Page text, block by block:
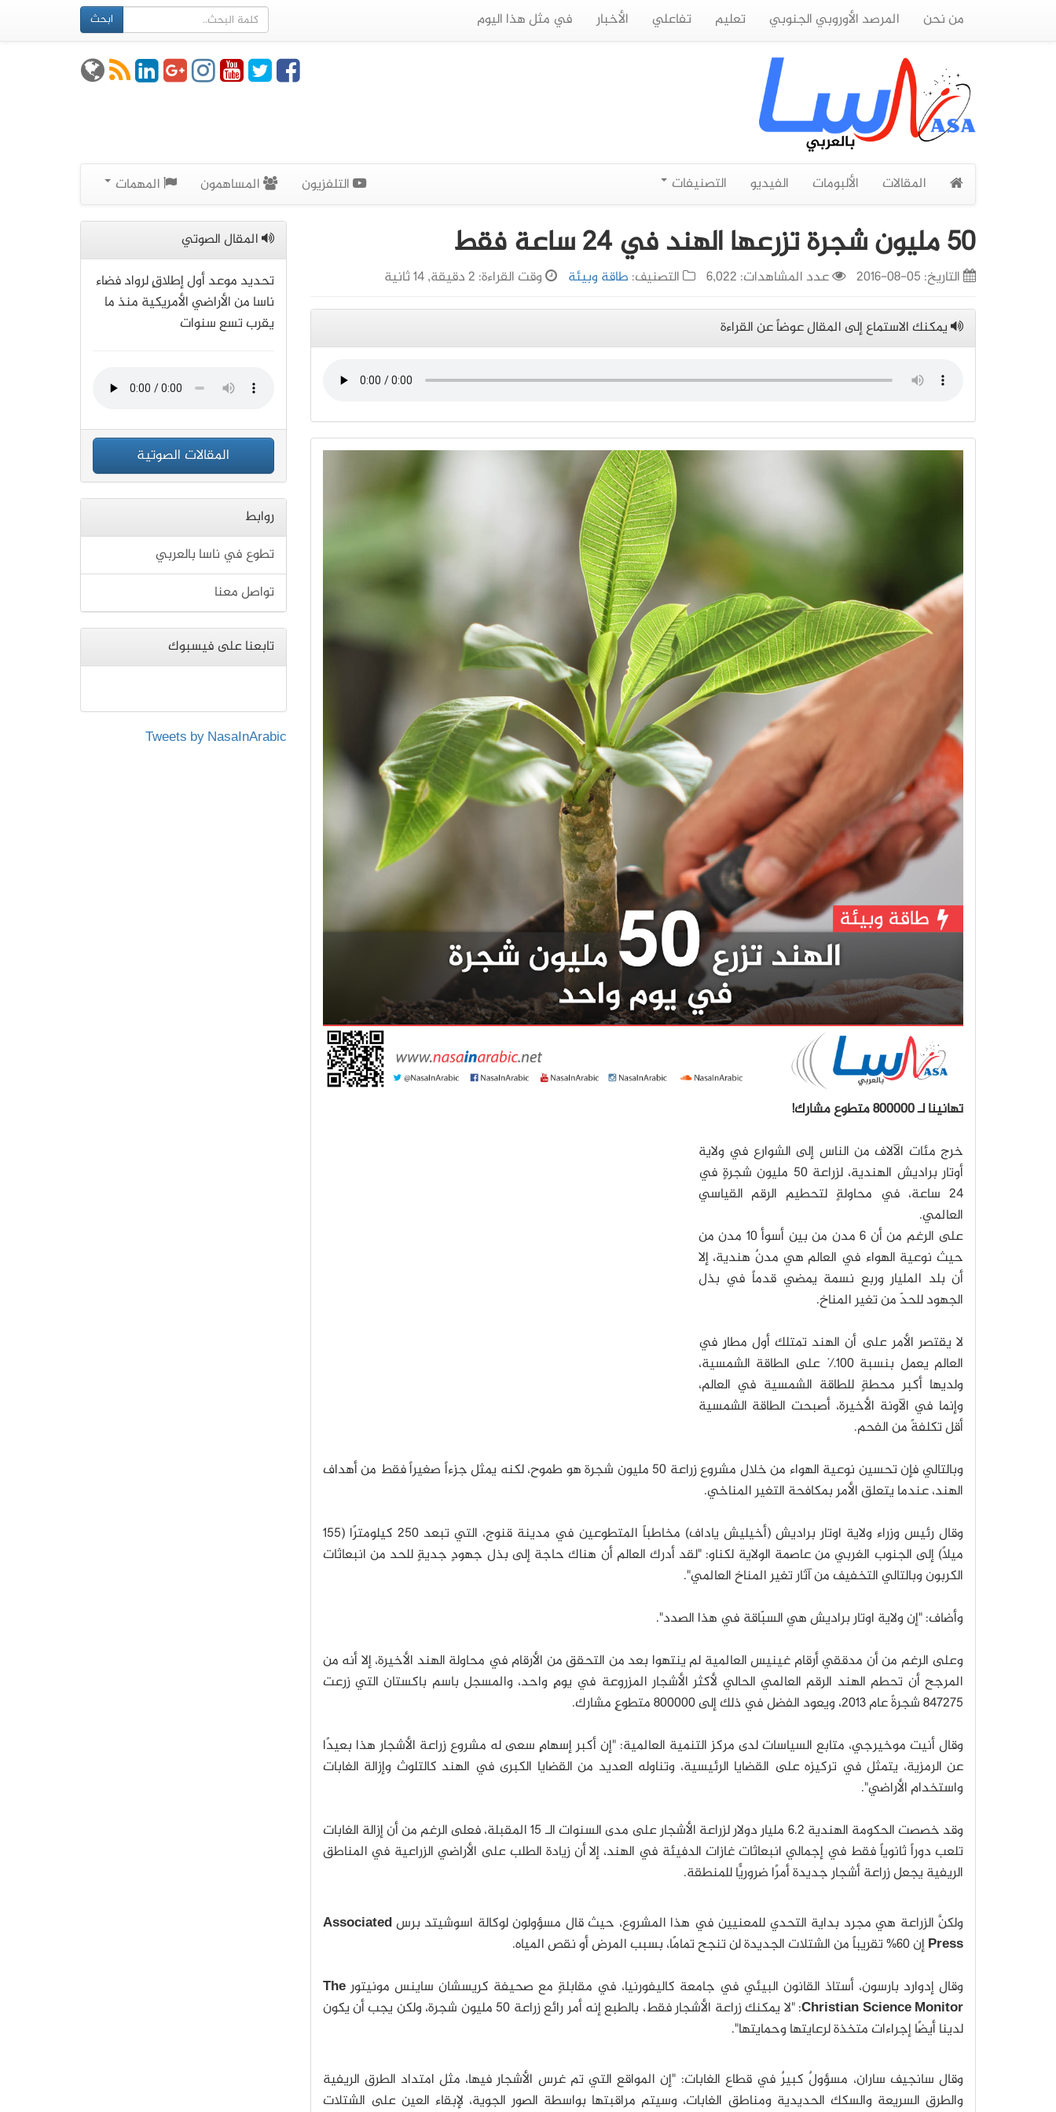
من نحن المرصد الأوروبي الجنوبي تعليم تفاعلي الأخبار في مثل هذا اليوم ابحث
المقالات الألبومات الفيديو التصنيفات التلفزيون المساهمون المهمات
50 مليون شجرة تزرعها الهند في 24 ساعة فقط
التاريخ: 05-08-2016 عدد المشاهدات: 6,022 التصنيف: طاقة وبيئة وقت القراءة: 2 دقيقة, 14 ثانية
يمكنك الاستماع إلى المقال عوضاً عن القراءة
تهانينا لـ 800000 متطوع مشارك!
خرج مئات الآلاف من الناس إلى الشوارع في ولاية
أوتار براديش الهندية، لزراعة 50 مليون شجرةٍ في
24 ساعة، في محاولةٍ لتحطيم الرقم القياسي
العالمي.
على الرغم من أن 6 مدن من بين أسوأ 10 مدن من
حيث نوعية الهواء في العالم هي مدنٌ هندية، إلا
أن بلد المليار وربع نسمة يمضي قدماً في بذل
الجهود للحدّ من تغير المناخ.
لا يقتصر الأمر على أن الهند تمتلك أول مطارٍ في
العالم يعمل بنسبة 100٪ على الطاقة الشمسية،
ولديها أكبر محطةٍ للطاقة الشمسية في العالم،
وإنما في الآونة الأخيرة، أصبحت الطاقة الشمسية
أقل تكلفةً من الفحم.
وبالتالي فإن تحسين نوعية الهواء من خلال مشروع زراعة 50 مليون شجرة هو طموح، لكنه يمثل جزءاً صغيراً فقط من أهداف
الهند، عندما يتعلق الأمر بمكافحة التغير المناخي.
وقال رئيس وزراء ولاية اوتار براديش (أخيليش ياداف) مخاطباً المتطوعين في مدينة قنوج، التي تبعد 250 كيلومترًا (155
ميلًا) إلى الجنوب الغربي من عاصمة الولاية لكناو: "لقد أدرك العالم أن هناك حاجة إلى بذل جهودٍ جديةٍ للحد من انبعاثات
الكربون وبالتالي التخفيف من آثار تغير المناخ العالمي".
وأضاف: "إن ولاية اوتار براديش هي السبّاقة في هذا الصدد".
وعلى الرغم من أن مدققي أرقام غينيس العالمية لم ينتهوا بعد من التحقق من الأرقام في محاولة الهند الأخيرة، إلا أنه من
المرجح أن تحطم الهند الرقم العالمي الحالي لأكثر الأشجار المزروعة في يومٍ واحد، والمسجل باسم باكستان التي زرعت
847275 شجرةً عام 2013، ويعود الفضل في ذلك إلى 800000 متطوعٍ مشارك.
وقال أنيت موخيرجي، متابع السياسات لدى مركز التنمية العالمية: "إن أكبر إسهامٍ سعى له مشروع زراعة الأشجار هذا بعيدًا
عن الرمزية، يتمثل في تركيزه على القضايا الرئيسية، وتناوله العديد من القضايا الكبرى في الهند كالتلوث وإزالة الغابات
واستخدام الأراضي".
وقد خصصت الحكومة الهندية 6.2 مليار دولار لزراعة الأشجار على مدى السنوات الـ 15 المقبلة، فعلى الرغم من أن إزالة الغابات
تلعب دوراً ثانوياً فقط في إجمالي انبعاثات غازات الدفيئة في الهند، إلا أن زيادة الطلب على الأراضي الزراعية في المناطق
الريفية يجعل زراعة أشجار جديدة أمرًا ضروريًّا للمنطقة.
ولكنَّ الزراعة هي مجرد بداية التحدي للمعنيين في هذا المشروع، حيث قال مسؤولون لوكالة اسوشيتد برسAssociated
Pressإن 60% تقريباً من الشتلات الجديدة لن تنجح تمامًا، بسبب المرض أو نقص المياه.
وقال إدوارد بارسون، أستاذ القانون البيئي في جامعة كاليفورنيا، في مقابلةٍ مع صحيفة كريسشان ساينس مونيتورThe
Christian Science Monitor
: "لا يمكنك زراعة الأشجار فقط، بالطبع إنه أمر رائع زراعة 50 مليون شجرة، ولكن يجب أن يكون
لدينا أيضًا إجراءات متخذة لرعايتها وحمايتها".
وقال سانجيف ساران، مسؤولٌ كبيرٌ في قطاع الغابات: "إن المواقع التي تم غرس الأشجار فيها، مثل امتداد الطرق الريفية
والطرق السريعة والسكك الحديدية ومناطق الغابات، وسيتم مراقبتها بواسطة الصور الجوية، لإبقاء العين على الشتلات
المقال الصوتي
تحديد موعد أول إطلاقٍ لرواد فضاء
ناسا من الأراضي الأمريكية منذ ما
يقرب تسع سنوات
المقالات الصوتية
روابط
تطوع في ناسا بالعربي
تواصل معنا
تابعنا على فيسبوك
Tweets by NasaInArabic